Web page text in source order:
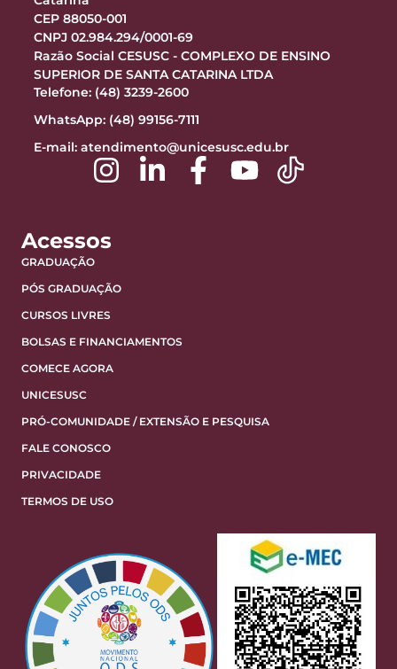
CEP 88050-001
CNPJ 02.984.294/0001-69
Razão Social CESUSC - COMPLEXO DE ENSINO
SUPERIOR DE SANTA CATARINA LTDA
Telefone: (48) 3239-2600
WhatsApp: (48) 99156-7111
E-mail: atendimento@unicesusc.edu.br
Acessos
GRADUAÇÃO
PÓS GRADUAÇÃO
CURSOS LIVRES
BOLSAS E FINANCIAMENTOS
COMECE AGORA
UNICESUSC
PRÓ-COMUNIDADE / EXTENSÃO E PESQUISA
FALE CONOSCO
PRIVACIDADE
TERMOS DE USO